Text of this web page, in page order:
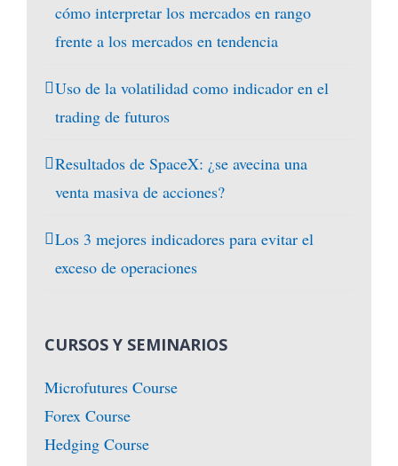
cómo interpretar los mercados en rango
frente a los mercados en tendencia
Uso de la volatilidad como indicador en el
trading de futuros
Resultados de SpaceX: ¿se avecina una
venta masiva de acciones?
Los 3 mejores indicadores para evitar el
exceso de operaciones
CURSOS Y SEMINARIOS
Microfutures Course
Forex Course
Hedging Course